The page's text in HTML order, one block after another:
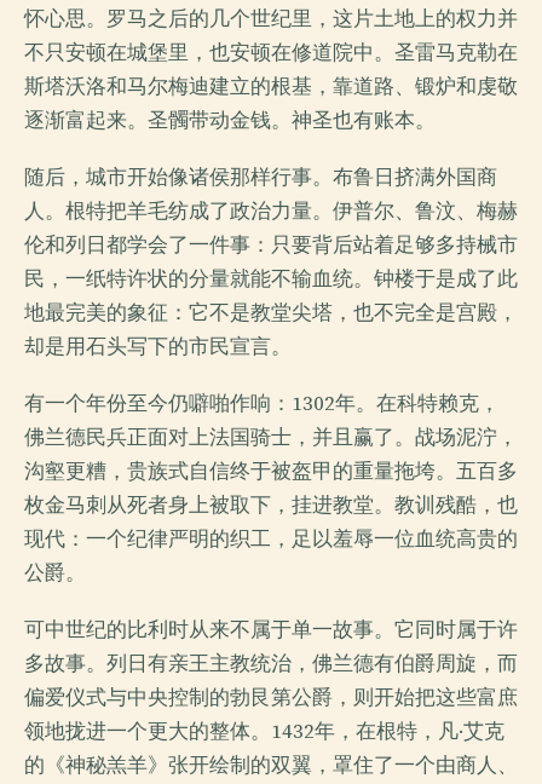
怀心思。罗马之后的几个世纪里，这片土地上的权力并
不只安顿在城堡里，也安顿在修道院中。圣雷马克勒在
斯塔沃洛和马尔梅迪建立的根基，靠道路、锻炉和虔敬
逐渐富起来。圣髑带动金钱。神圣也有账本。
随后，城市开始像诸侯那样行事。布鲁日挤满外国商
人。根特把羊毛纺成了政治力量。伊普尔、鲁汶、梅赫
伦和列日都学会了一件事：只要背后站着足够多持械市
民，一纸特许状的分量就能不输血统。钟楼于是成了此
地最完美的象征：它不是教堂尖塔，也不完全是宫殿，
却是用石头写下的市民宣言。
有一个年份至今仍噼啪作响：1302年。在科特赖克，
佛兰德民兵正面对上法国骑士，并且赢了。战场泥泞，
沟壑更糟，贵族式自信终于被盔甲的重量拖垮。五百多
枚金马刺从死者身上被取下，挂进教堂。教训残酷，也
现代：一个纪律严明的织工，足以羞辱一位血统高贵的
公爵。
可中世纪的比利时从来不属于单一故事。它同时属于许
多故事。列日有亲王主教统治，佛兰德有伯爵周旋，而
偏爱仪式与中央控制的勃艮第公爵，则开始把这些富庶
领地拢进一个更大的整体。1432年，在根特，凡·艾克
的《神秘羔羊》张开绘制的双翼，罩住了一个由商人、